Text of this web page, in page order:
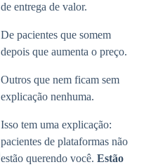
de entrega de valor.
De pacientes que somem
depois que aumenta o preço.
Outros que nem ficam sem
explicação nenhuma.
Isso tem uma explicação:
pacientes de plataformas não
estão querendo você. Estão